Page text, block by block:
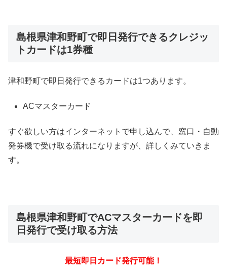
島根県津和野町で即日発行できるクレジッ
トカードは1券種
津和野町で即日発行できるカードは1つあります。
ACマスターカード
すぐ欲しい方はインターネットで申し込んで、窓口・自動
発券機で受け取る流れになりますが、詳しくみていきま
す。
島根県津和野町でACマスターカードを即
日発行で受け取る方法